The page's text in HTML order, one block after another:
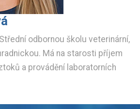
odbornou školu veterinární,
Má na starosti příjem
a provádění laboratorních